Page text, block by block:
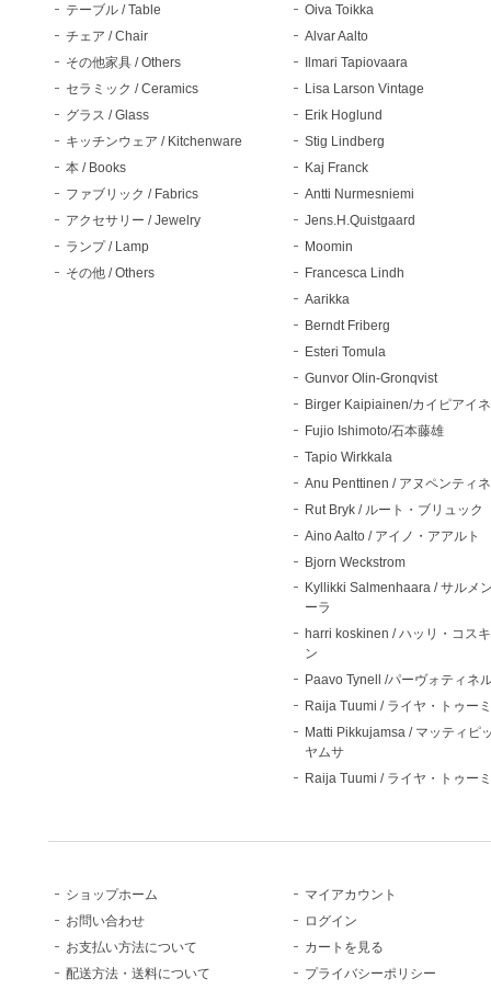
テーブル / Table
チェア / Chair
その他家具 / Others
セラミック / Ceramics
グラス / Glass
キッチンウェア / Kitchenware
本 / Books
ファブリック / Fabrics
アクセサリー / Jewelry
ランプ / Lamp
その他 / Others
Oiva Toikka
Alvar Aalto
Ilmari Tapiovaara
Lisa Larson Vintage
Erik Hoglund
Stig Lindberg
Kaj Franck
Antti Nurmesniemi
Jens.H.Quistgaard
Moomin
Francesca Lindh
Aarikka
Berndt Friberg
Esteri Tomula
Gunvor Olin-Gronqvist
Birger Kaipiainen/カイピアイ
Fujio Ishimoto/石本藤雄
Tapio Wirkkala
Anu Penttinen / アヌペンティ
Rut Bryk / ルート・ブリュック
Aino Aalto / アイノ・アアルト
Bjorn Weckstrom
Kyllikki Salmenhaara / サルメ
ーラ
harri koskinen / ハッリ・コス
ン
Paavo Tynell /パーヴォティネ
Raija Tuumi / ライヤ・トゥーミ
Matti Pikkujamsa / マッティピ
ヤムサ
Raija Tuumi / ライヤ・トゥーミ
ショップホーム
お問い合わせ
お支払い方法について
配送方法・送料について
マイアカウント
ログイン
カートを見る
プライバシーポリシー